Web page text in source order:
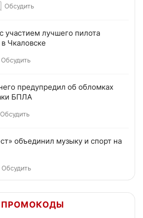
Обсудить
участием лучшего пилота
Чкаловске
Обсудить
предупредил об обломках
БПЛА
Обсудить
объединил музыку и спорт на
Обсудить
ПРОМОКОДЫ